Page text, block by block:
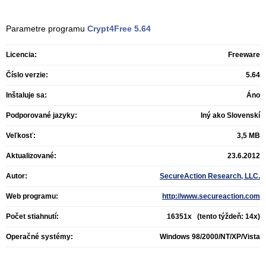
Parametre programu Crypt4Free 5.64
Licencia: Freeware
Číslo verzie: 5.64
Inštaluje sa: Áno
Podporované jazyky: Iný ako Slovenskí
Veľkosť: 3,5 MB
Aktualizované: 23.6.2012
Autor: SecureAction Research, LLC.
Web programu: http://www.secureaction.com
Počet stiahnutí: 16351x (tento týždeň: 14x)
Operačné systémy: Windows 98/2000/NT/XP/Vista